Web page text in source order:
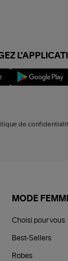
de
MODE
Choisi pour vous
Best-Sellers
Robes